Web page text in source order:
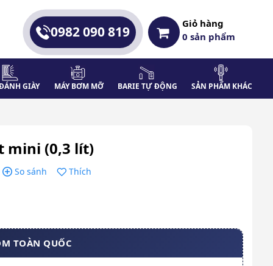
0982 090 819
Giỏ hàng
0sản phẩm
GIÀY MÁY BƠM MỠ BARIE TỰ ĐỘNG SẢN PHẨM KHÁC
mini (0,3 lít)
So sánh Thích
TOÀN QUỐC